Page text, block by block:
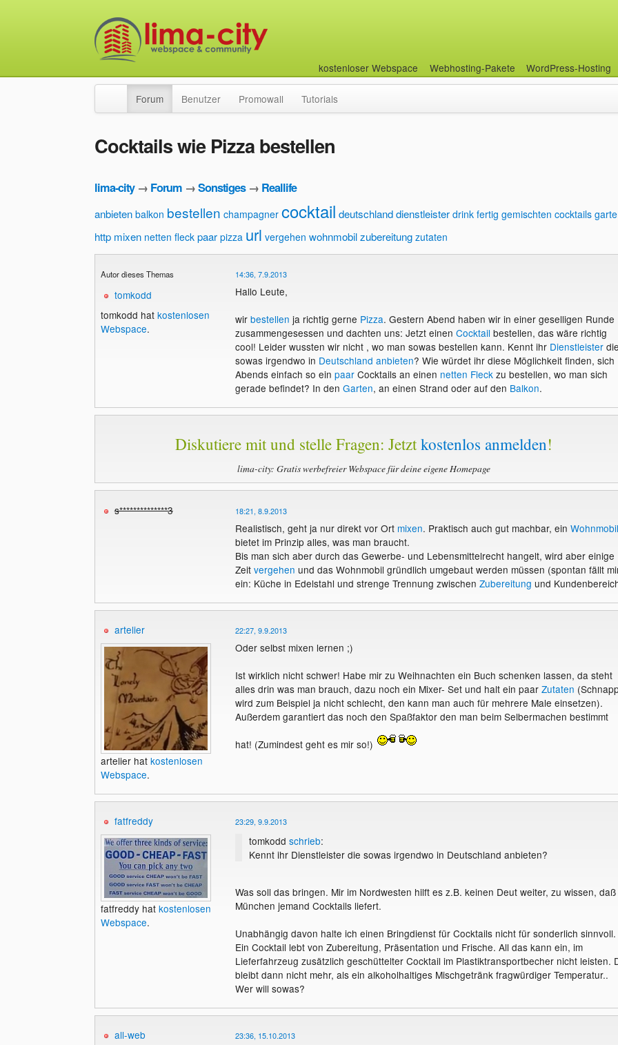
kostenloser Webspace Webhosting-Pakete WordPress-Hosting
Forum Benutzer Promowall Tutorials
Cocktails wie Pizza bestellen
lima-city→ Forum →Sonstiges→ Reallife
anbieten balkon bestellen champagner cocktail deutschlanddienstleister drink fertig gemischten cocktails
http mixen netten fleck paar pizza url vergehen wohnmobilzubereitung zutaten
Autor dieses Themas
tomkodd
tomkodd hat kostenlosen
Webspace.
14:36, 7.9.2013
Hallo Leute,
wir bestellen ja richtig gerne Pizza. Gestern Abend haben wir in einer geselligen Runde
zusammengesessen und dachten uns: Jetzt einen Cocktail bestellen, das wäre richtig
cool! Leider wussten wir nicht , wo man sowas bestellen kann. Kennt ihr Dienstleister
sowas irgendwo in Deutschland anbieten? Wie würdet ihr diese Möglichkeit finden, sich
Abends einfach so ein paarCocktails an einen netten Fleckzu bestellen, wo man sich
gerade befindet? In den Garten, an einen Strand oder auf den Balkon.
Diskutiere mit und stelle Fragen: Jetztkostenlos anmelden!
lima-city: Gratis werbefreier Webspace für deine eigene Homepage
s**************3 18:21, 8.9.2013
Realistisch, geht ja nur direkt vor Ort mixen. Praktisch auch gut machbar, ein Wohnmobil
bietet im Prinzip alles, was man braucht.
Bis man sich aber durch das Gewerbe- und Lebensmittelrecht hangelt, wird aber einige
Zeit vergehen und das Wohnmobil gründlich umgebaut werden müssen (spontan fällt
ein: Küche in Edelstahl und strenge Trennung zwischen Zubereitung und
artelier
artelier hat kostenlosen
Webspace.
22:27, 9.9.2013
Oder selbst mixen lernen ;)
Ist wirklich nicht schwer! Habe mir zu Weihnachten ein Buch schenken lassen, da steht
alles drin was man brauch, dazu noch ein Mixer- Set und halt ein paar Zutaten
wird zum Beispiel ja nicht schlecht, den kann man auch für mehrere Male einsetzen).
Außerdem garantiert das noch den Spaßfaktor den man beim Selbermachen bestimmt
hat! (Zumindest geht es mir so!)
fatfreddy
fatfreddy hat kostenlosen
Webspace.
23:29, 9.9.2013
tomkodd schrieb:
Kennt ihr Dienstleister die sowas irgendwo in Deutschland anbieten?
Was soll das bringen. Mir im Nordwesten hilft es z.B. keinen Deut weiter, zu wissen,
München jemand Cocktails liefert.
Unabhängig davon halte ich einen Bringdienst für Cocktails nicht für sonderlich sinnvoll.
Ein Cocktail lebt von Zubereitung, Präsentation und Frische. All das kann ein, im
Lieferfahrzeug zusätzlich geschüttelter Cocktail im Plastiktransportbecher nicht leisten.
bleibt dann nicht mehr, als ein alkoholhaltiges Mischgetränk fragwürdiger Temperatur..
Wer will sowas?
all-web
23:36, 15.10.2013